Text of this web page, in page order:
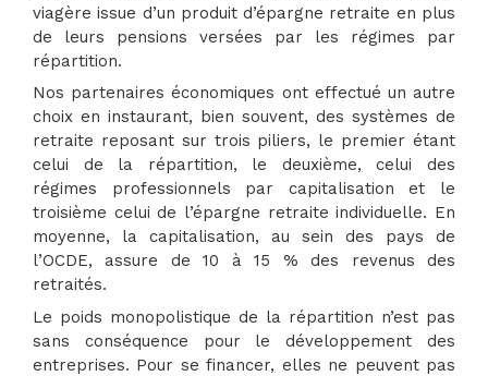
viagère issue d’un produit d’épargne retraite en plus
de leurs pensions versées par les régimes par
répartition.
Nos partenaires économiques ont effectué un autre
choix en instaurant, bien souvent, des systèmes de
retraite reposant sur trois piliers, le premier étant
celui de la répartition, le deuxième, celui des
régimes professionnels par capitalisation et le
troisième celui de l’épargne retraite individuelle. En
moyenne, la capitalisation, au sein des pays de
l’OCDE, assure de 10 à 15 % des revenus des
retraités.
Le poids monopolistique de la répartition n’est pas
sans conséquence pour le développement des
entreprises. Pour se financer, elles ne peuvent pas